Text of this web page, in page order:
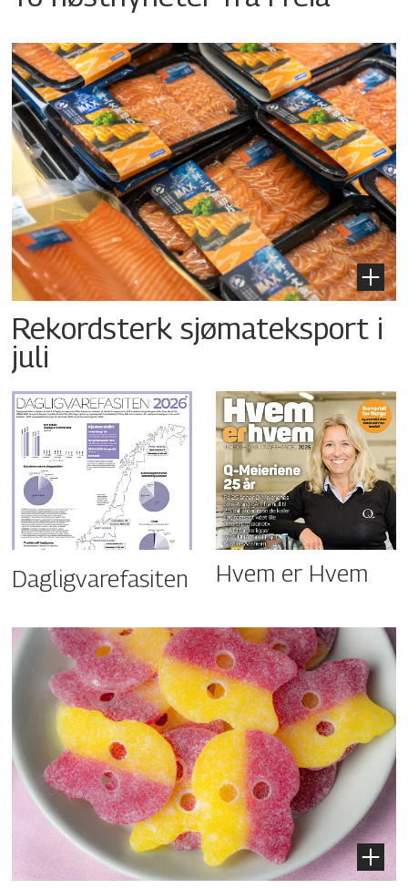
Rekordsterk sjømateksport i
juli
Dagligvarefasiten Hvem er Hvem